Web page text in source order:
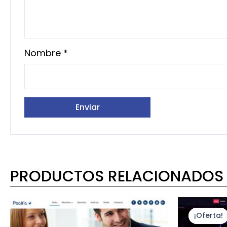
Nombre *
PRODUCTOS RELACIONADOS
¡Oferta!
¡Oferta!
El